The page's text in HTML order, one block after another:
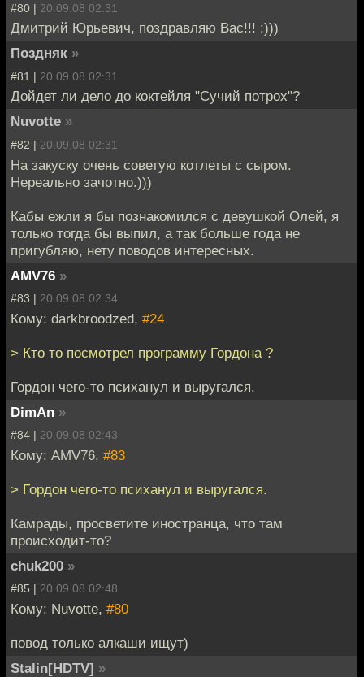
#80 | 20.09.08 02:31
Дмитрий Юрьевич, поздравляю Вас!!! :)))
Поздняк »
#81 | 20.09.08 02:31
Дойдет ли дело до коктейля "Сучий потрох"?
Nuvotte »
#82 | 20.09.08 02:31
На закуску очень советую котлеты с сыром.
Нереально зачотно.)))
Кабы ежли я бы познакомился с девушкой Олей, я
только тогда бы выпил, а так больше года не
пригубляю, нету поводов интересных.
AMV76 »
#83 | 20.09.08 02:34
Кому: darkbroodzed, #24
> Кто то посмотрел программу Гордона ?
Гордон чего-то психанул и выругался.
DimAn »
#84 | 20.09.08 02:43
Кому: AMV76, #83
> Гордон чего-то психанул и выругался.
Камрады, просветите иностранца, что там
происходит-то?
chuk200 »
#85 | 20.09.08 02:48
Кому: Nuvotte, #80
повод только алкаши ищут)
Stalin[HDTV] »